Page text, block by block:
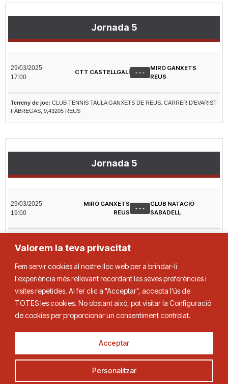
Valorem la teva privacitat
Fem servir cookies al nostre lloc web per a brindar-li
l'experiència més rellevant recordant les seves preferències i
visites repetides. Al fer clic a "Acceptar", accepta l'ús de
TOTES les cookies. No obstant això, pot visitar la Configuració
de cookies per proporcionar un consentiment controlat.
Personalitzar
Acceptar
Jornada 5
29/03/2025
17:00
CTT CASTELLGALÍ - - -
MIRÓ GANXETS
REUS
Terreny de joc: CLUB TENNIS TAULA GANXETS DE REUS. CARRER D'EVARIST
FÀBREGAS, 9,43205 REUS
Jornada 5
29/03/2025
19:00
MIRÓ GANXETS
REUS
- - -
CLUB NATACIÓ
SABADELL
FÀBREGAS, 9,43205 REUS